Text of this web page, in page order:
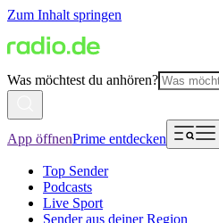
Zum Inhalt springen
Was möchtest du anhören?
App öffnenPrime entdecken
Top Sender
Podcasts
Live Sport
Sender aus deiner Region